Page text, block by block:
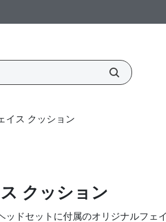
イス クッション
クッション
ッドセットに付属のオリジナルフェ